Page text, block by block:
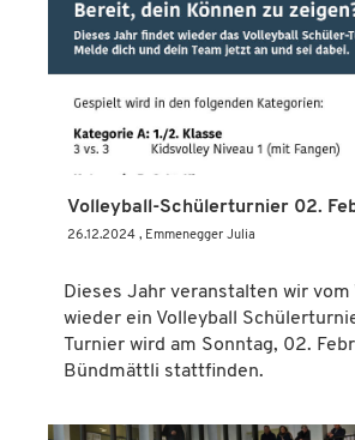
Volleyball-Schülerturnier 02.
26.12.2024 , Emmenegger Julia
Dieses Jahr veranstalten wir vom
wieder ein Volleyball
Turnier wird am Sonntag, 02.
Bündmättli stattfinden.